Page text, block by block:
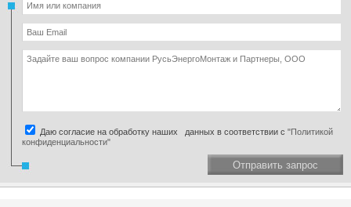
Даю согласие на обработку наших данных в соответствии с "Политикой
конфиденциальности"
Отправить запрос